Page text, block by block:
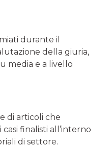
durante il
della giuria,
media e a livello
di articoli che
finalisti all’interno
di settore.